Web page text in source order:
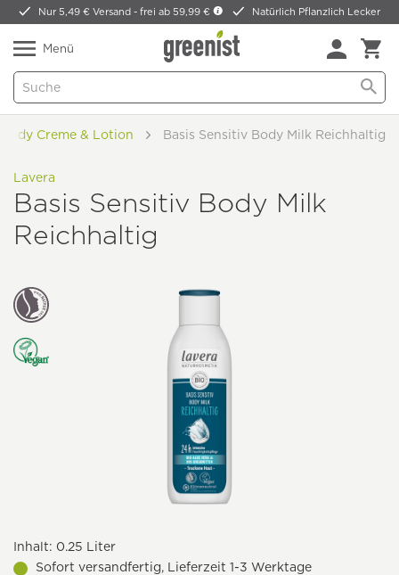
Nur 5,49 € Versand -frei ab 59,99 € Natürlich Pflanzlich Lecker
Menü
Body Creme & Lotion Basis Sensitiv Body Milk Reichhaltig
Lavera
Basis Sensitiv Body Milk
Reichhaltig
Inhalt: 0.25 Liter
Sofort versandfertig, Lieferzeit 1-3 Werktage